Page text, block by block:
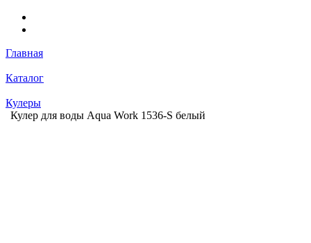
Главная
Каталог
Кулеры
Кулер для воды Aqua Work 1536-S белый